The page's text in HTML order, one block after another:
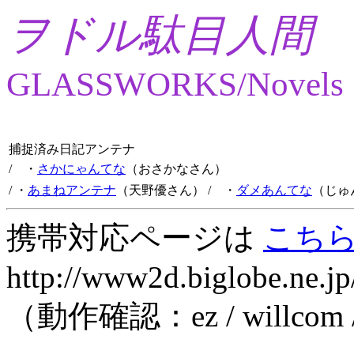
ヲドル駄目人間
GLASSWORKS/Novels
捕捉済み日記アンテナ
/ ・ さかにゃんてな （おさかなさん）
/ ・ あまねアンテナ （天野優さん） / ・ ダメあんてな （じ
携帯対応ページは こち
http://
（動作確認：ez /